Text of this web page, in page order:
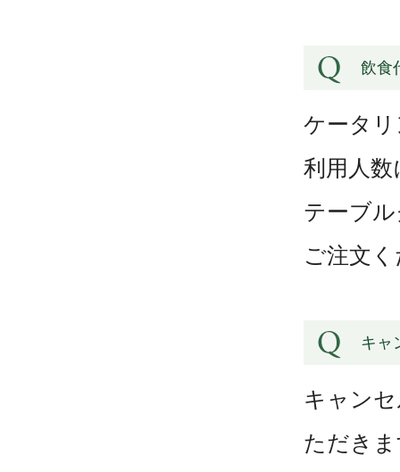
飲食
ケータ
利用人
テーブ
ご注文
キャ
キャン
ただき